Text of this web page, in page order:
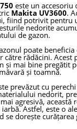
este un
Makita UV3600.
fiind potrivit pentru
nedorite
de gazon.
poate
rădăcini. Acest
și mai bine pregătit
și toamnă.
prevăzut cu
nedorit,
agresivă,
Astfel, este o
se dorește